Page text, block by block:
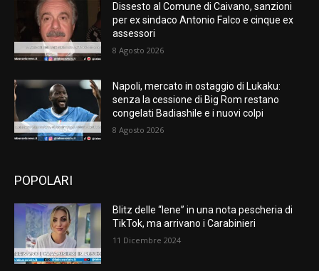
Dissesto al Comune di Caivano, sanzioni
per ex sindaco Antonio Falco e cinque ex
assessori
8 Agosto 2026
Napoli, mercato in ostaggio di Lukaku:
senza la cessione di Big Rom restano
congelati Badiashile e i nuovi colpi
8 Agosto 2026
POPOLARI
Blitz delle “Iene” in una nota pescheria di
TikTok, ma arrivano i Carabinieri
11 Dicembre 2024